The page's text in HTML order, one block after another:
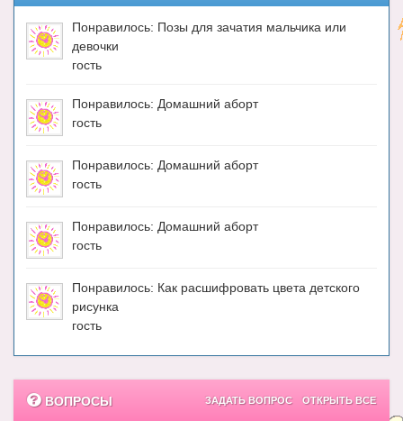
Понравилось: Позы для зачатия мальчика или
девочки
гость
Понравилось: Домашний аборт
гость
Понравилось: Домашний аборт
гость
Понравилось: Домашний аборт
гость
Понравилось: Как расшифровать цвета детского
рисунка
гость
ВОПРОСЫ ОТКРЫТЬ ВСЕ
ЗАДАТЬ ВОПРОС